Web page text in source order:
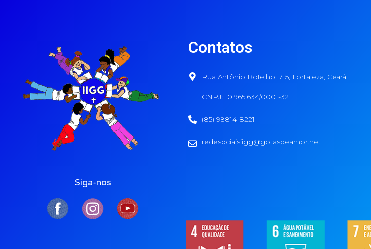
Siga-nos
Contatos
Rua Antônio Botelho, 715, Fortaleza, Ceará
CNPJ: 10.965.634/0001-32
(85) 98814-8221
redesociaisiigg@gotasdeamor.net